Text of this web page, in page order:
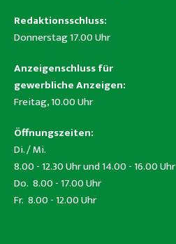
Redaktionsschluss:
Donnerstag 17.00 Uhr
Anzeigenschluss für
gewerbliche Anzeigen:
Freitag, 10.00 Uhr
Öffnungszeiten:
Di. / Mi.
8.00 - 12.30 Uhr und 14.00 - 16.00 Uhr
Do. 8.00 - 17.00 Uhr
Fr. 8.00 - 12.00 Uhr